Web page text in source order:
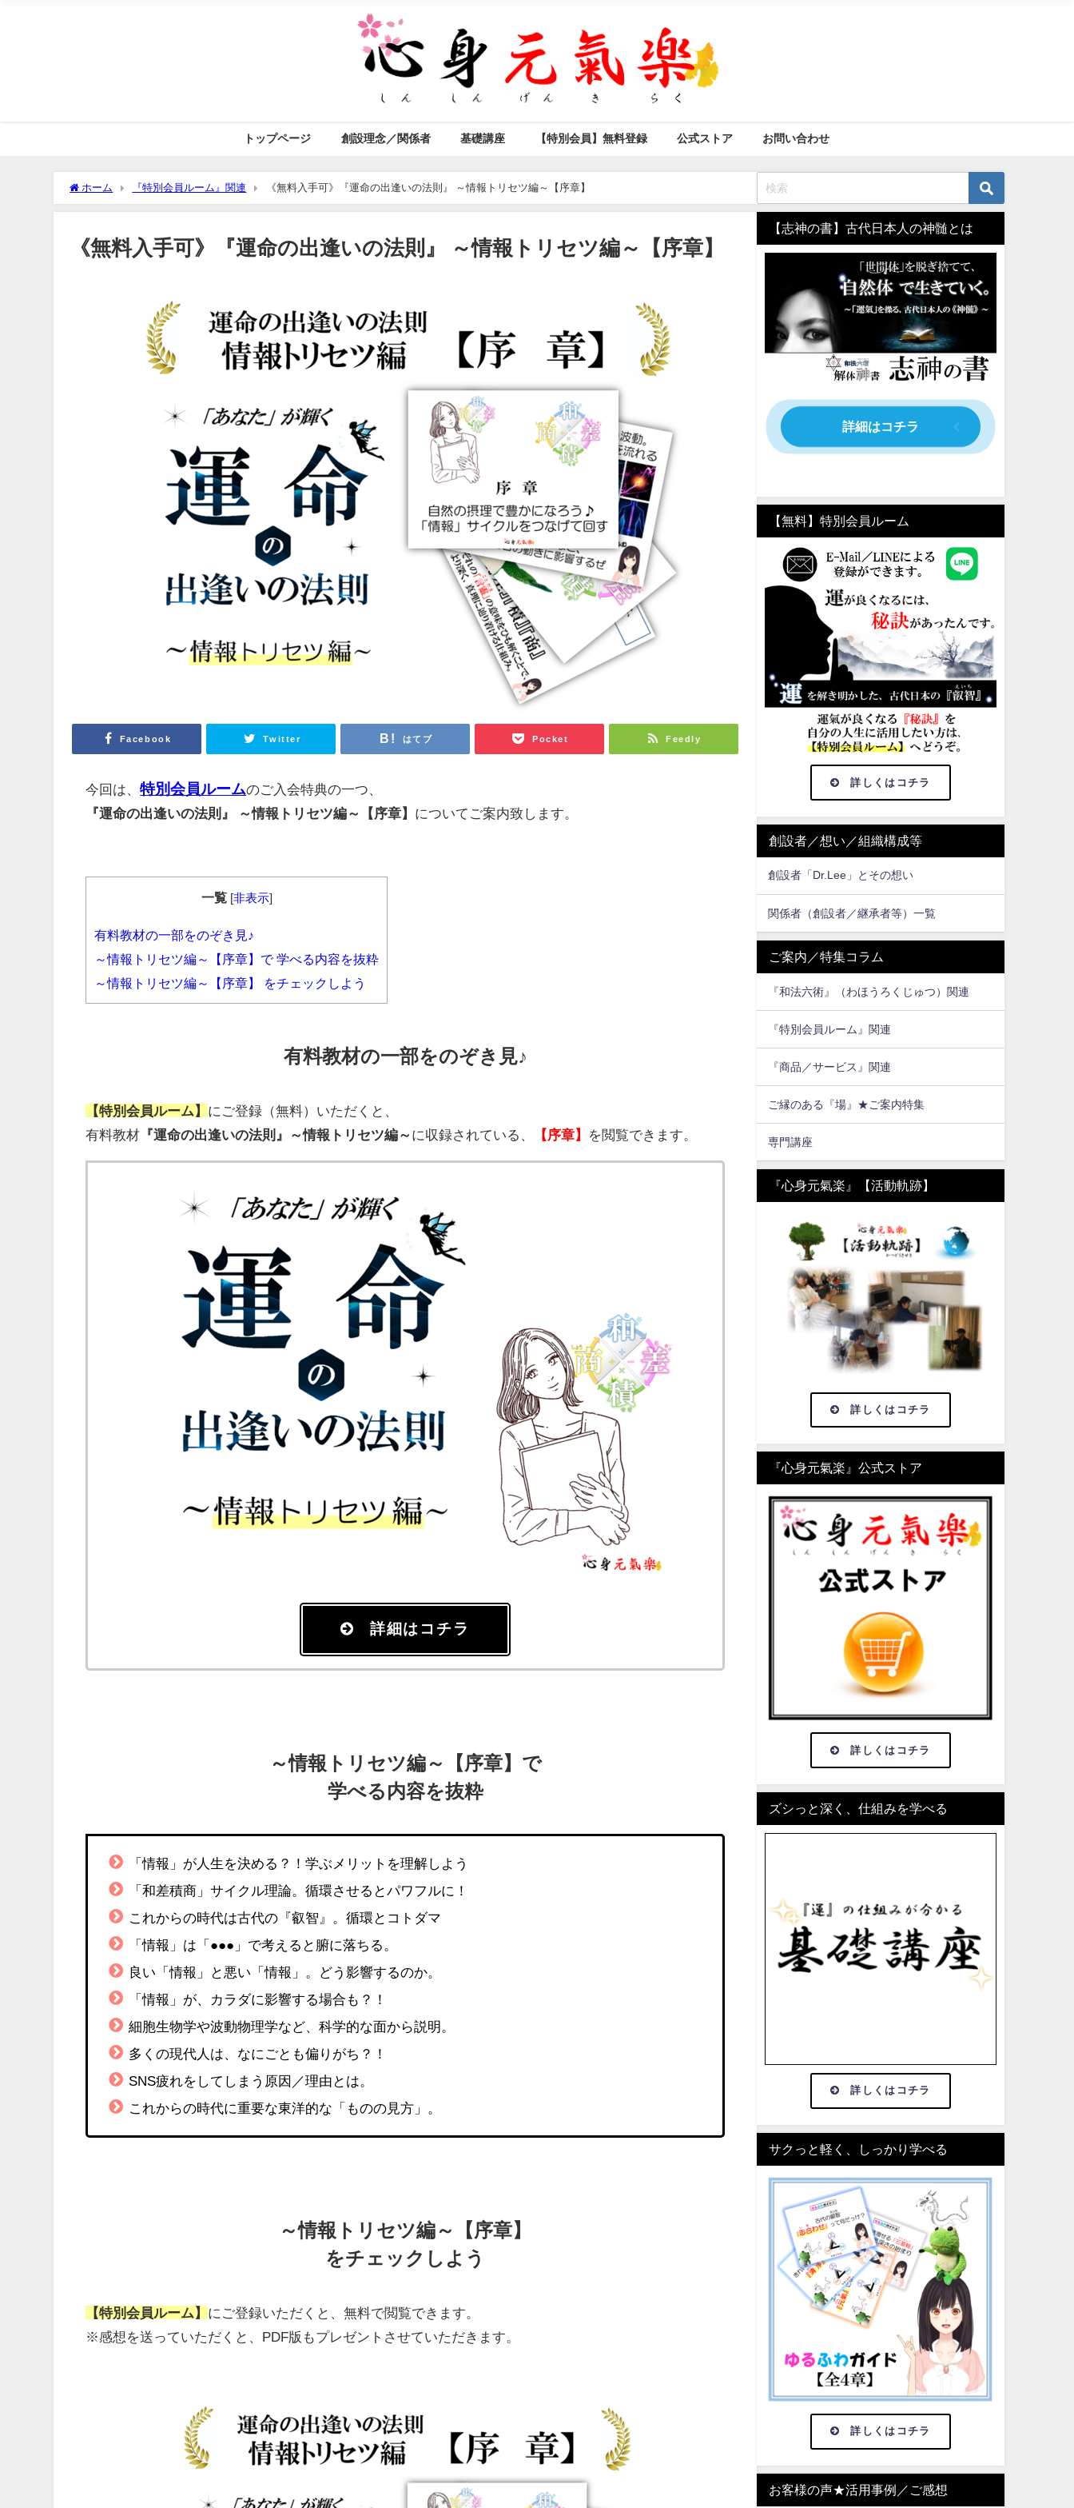
トップページ 創設理念／関係者 基礎講座 【特別会員】無料登録 公式ストア お問い合わせ
ホーム 『特別会員ルーム』関連 《無料入手可》『運命の出逢いの法則』 ～情報トリセツ編～【序章】
《無料入手可》『運命の出逢いの法則』 ～情報トリセツ編～【序章】
Facebook Twitter はてブ Pocket Feedly
今回は、特別会員ルームのご入会特典の一つ、
『運命の出逢いの法則』 ～情報トリセツ編～【序章】 についてご案内致します。
一覧 非表示]
有料教材の一部をのぞき見♪
～情報トリセツ編～【序章】で 学べる内容を抜粋
～情報トリセツ編～【序章】 をチェックしよう
有料教材の一部をのぞき見♪
【特別会員ルーム】 にご登録（無料）いただくと、
有料教材 『運命の出逢いの法則』～情報トリセツ編～ に収録されている、 【序章】 を閲覧できます。
詳細はコチラ
～情報トリセツ編～【序章】で
学べる内容を抜粋
「情報」が人生を決める？！学ぶメリットを理解しよう
「和差積商」サイクル理論。循環させるとパワフルに！
これからの時代は古代の『叡智』。循環とコトダマ
「情報」は「●●●」で考えると腑に落ちる。
良い「情報」と悪い「情報」。どう影響するのか。
「情報」が、カラダに影響する場合も？！
細胞生物学や波動物理学など、科学的な面から説明。
多くの現代人は、なにごとも偏りがち？！
SNS疲れをしてしまう原因／理由とは。
これからの時代に重要な東洋的な「ものの見方」。
～情報トリセツ編～【序章】
をチェックしよう
【特別会員ルーム】 にご登録いただくと、無料で閲覧できます。
※感想を送っていただくと、PDF版もプレゼントさせていただきます。
【志神の書】古代日本人の神髄とは
詳細はコチラ
【無料】特別会員ルーム
詳しくはコチラ
創設者／想い／組織構成等
創設者「Dr.Lee」とその想い
関係者（創設者／継承者等）一覧
ご案内／特集コラム
『和法六術』（わほうろくじゅつ）関連
『特別会員ルーム』関連
『商品／サービス』関連
ご縁のある『場』★ご案内特集
専門講座
『心身元氣楽』【活動軌跡】
詳しくはコチラ
『心身元氣楽』公式ストア
詳しくはコチラ
ズシっと深く、仕組みを学べる
詳しくはコチラ
サクっと軽く、しっかり学べる
詳しくはコチラ
お客様の声★活用事例／ご感想